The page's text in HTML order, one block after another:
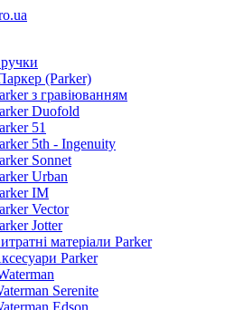
(Parker)
з гравіюванням
Duofold
51
5th - Ingenuity
Sonnet
Urban
IM
Vector
Jotter
матеріали Parker
Parker
Serenite
Edson